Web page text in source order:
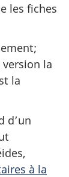
les fiches
la
la
d’un
à la